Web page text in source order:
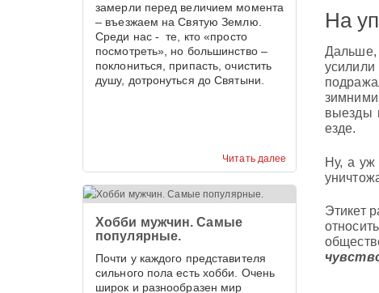
Читать далее
замерли перед величием момента
– въезжаем на Святую Землю.
Среди нас - те, кто «просто
посмотреть», но большинство –
поклониться, припасть, очистить
душу, дотронуться до Святыни.
Хобби мужчин. Самые
популярные.
Почти у каждого представителя
сильного пола есть хобби. Очень
широк и разнообразен мир
На
Дальше,
выезды
езде.
Ну, а уж
Этикет